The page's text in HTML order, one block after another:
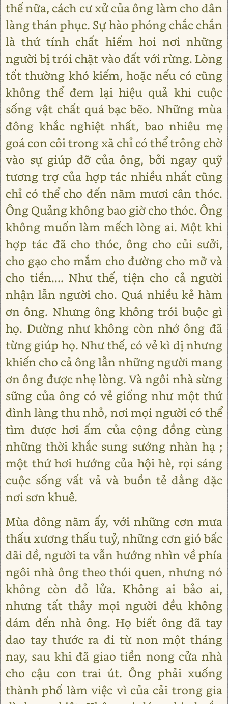
thế nữa, cách cư xử của ông làm cho dân
làng thán phục. Sự hào phóng chắc chắn
là thứ tính chất hiếm hoi nơi những
người bị trói chặt vào đất với rừng. Lòng
tốt thường khó kiếm, hoặc nếu có cũng
không thể đem lại hiệu quả khi cuộc
sống vật chất quá bạc bẽo. Những mùa
đông khắc nghiệt nhất, bao nhiêu mẹ
goá con côi trong xã chỉ có thể trông chờ
vào sự giúp đỡ của ông, bởi ngay quỹ
tương trợ của hợp tác nhiều nhất cũng
chỉ có thể cho đến năm mươi cân thóc.
Ông Quảng không bao giờ cho thóc. Ông
không muốn làm mếch lòng ai. Một khi
hợp tác đã cho thóc, ông cho củi sưởi,
cho gạo cho mắm cho đường cho mỡ và
cho tiền.... Như thế, tiện cho cả người
nhận lẫn người cho. Quá nhiều kẻ hàm
ơn ông. Nhưng ông không trói buộc gì
họ. Dường như không còn nhớ ông đã
từng giúp họ. Như thế, có vẻ kì dị nhưng
khiến cho cả ông lẫn những người mang
ơn ông được nhẹ lòng. Và ngôi nhà sừng
sững của ông có vẻ giống như một thứ
đình làng thu nhỏ, nơi mọi người có thể
tìm được hơi ấm của cộng đồng cùng
những thời khắc sung sướng nhàn hạ ;
một thứ hơi hướng của hội hè, rọi sáng
cuộc sống vất vả và buồn tẻ dằng dặc
nơi sơn khuê.
Mùa đông năm ấy, với những cơn mưa
thấu xương thấu tuỷ, những cơn gió bấc
dãi dề, người ta vẫn hướng nhìn về phía
ngôi nhà ông theo thói quen, nhưng nó
không còn đỏ lửa. Không ai bảo ai,
nhưng tất thảy mọi người đều không
dám đến nhà ông. Họ biết ông đã tay
dao tay thước ra đi từ non một tháng
nay, sau khi đã giao tiền nong cửa nhà
cho cậu con trai út. Ông phải xuống
thành phố làm việc vì của cải trong gia